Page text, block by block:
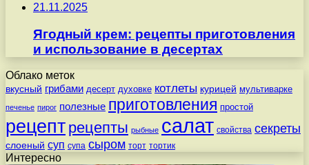
21.11.2025
Ягодный крем: рецепты приготовления
и использование в десертах
Облако меток
вкусный грибами десерт духовке котлеты курицей мультиварке
печенье пирог полезные приготовления простой
рецепт рецепты рыбные салат свойства секреты
слоеный суп супа сыром торт тортик
Интересно